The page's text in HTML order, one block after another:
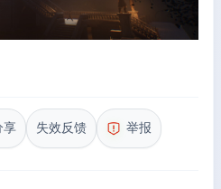
享 失效反馈 举报